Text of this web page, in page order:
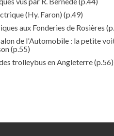
(Hy. Faron) (p.49)
aux Fonderies de Rosières
de l'Automobile : la petite
(p.55)
trolleybus en Angleterre(p.56)